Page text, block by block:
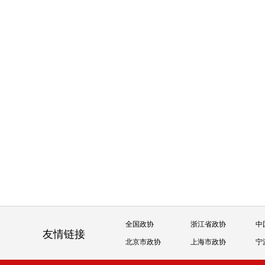
友情链接
全国政协 浙江省政协 中
北京市政协 上海市政协 宁